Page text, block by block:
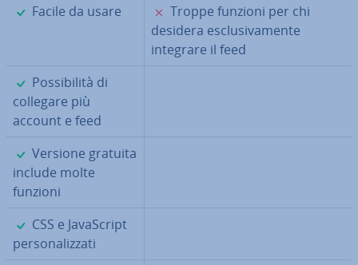
✓
Facile da usare ✗
Troppe funzioni per chi
desidera esclu­si­va­men­te
integrare il feed
✓
Pos­si­bi­li­tà di
collegare più
account e feed
✓
Versione gratuita
include molte
funzioni
✓
CSS e Ja­va­Script
per­so­na­liz­za­ti